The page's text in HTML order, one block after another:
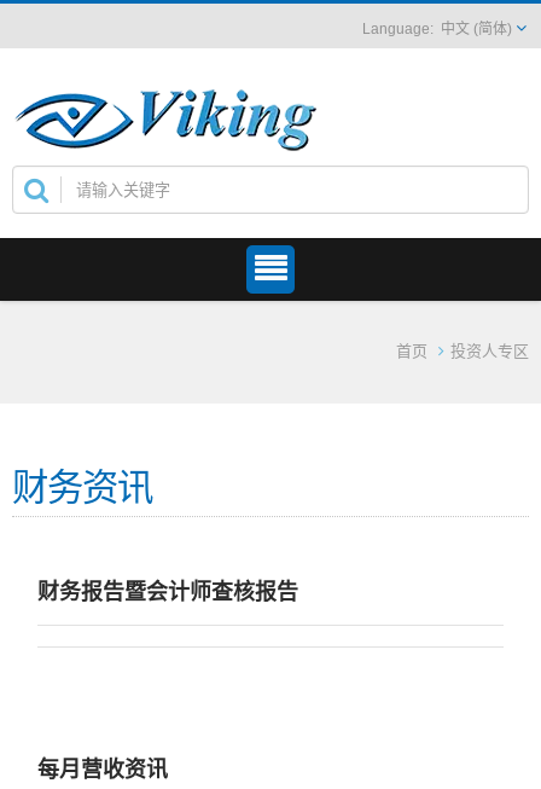
中文 (简体)
首页 投资人专区
财务资讯
财务报告暨会计师查核报告
每月营收资讯